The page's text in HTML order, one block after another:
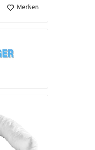
Merken